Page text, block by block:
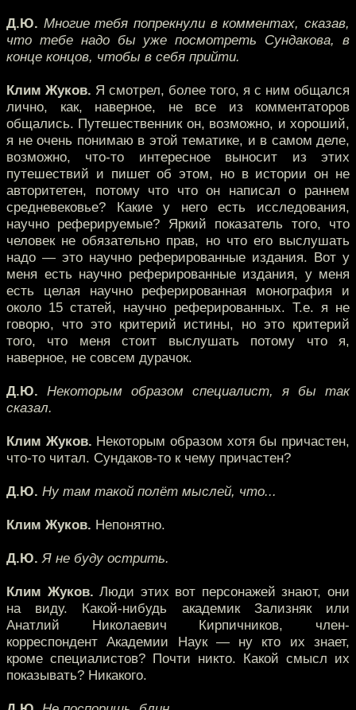
Д.Ю. Многие тебя попрекнули в комментах, сказав,
что тебе надо бы уже посмотреть Сундакова, в
конце концов, чтобы в себя прийти.
Клим Жуков. Я смотрел, более того, я с ним общался
лично, как, наверное, не все из комментаторов
общались. Путешественник он, возможно, и хороший,
я не очень понимаю в этой тематике, и в самом деле,
возможно, что-то интересное выносит из этих
путешествий и пишет об этом, но в истории он не
авторитетен, потому что что он написал о раннем
средневековье? Какие у него есть исследования,
научно реферируемые? Яркий показатель того, что
человек не обязательно прав, но что его выслушать
надо — это научно реферированные издания. Вот у
меня есть научно реферированные издания, у меня
есть целая научно реферированная монография и
около 15 статей, научно реферированных. Т.е. я не
говорю, что это критерий истины, но это критерий
того, что меня стоит выслушать потому что я,
наверное, не совсем дурачок.
Д.Ю. Некоторым образом специалист, я бы так
сказал.
Клим Жуков. Некоторым образом хотя бы причастен,
что-то читал. Сундаков-то к чему причастен?
Д.Ю. Ну там такой полёт мыслей, что...
Клим Жуков. Непонятно.
Д.Ю. Я не буду острить.
Клим Жуков. Люди этих вот персонажей знают, они
на виду. Какой-нибудь академик Зализняк или
Анатлий Николаевич Кирпичников, член-
корреспондент Академии Наук — ну кто их знает,
кроме специалистов? Почти никто. Какой смысл их
показывать? Никакого.